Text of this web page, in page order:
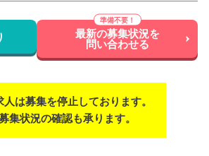
最新の募集状況を
問い合わせる
は募集を停止しております。
集状況の確認も承ります。